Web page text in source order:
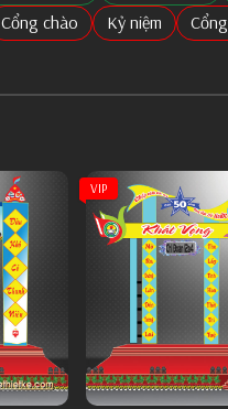
Cổng chào Kỷ niệm
VIP